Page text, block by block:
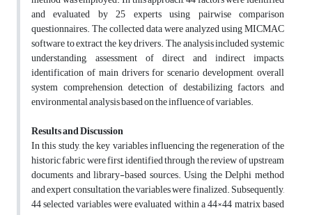
and evaluated by 25 experts using pairwise comparison
questionnaires. The collected data were analyzed using MICMAC
software to extract the key drivers. The analysis included systemic
understanding, assessment of direct and indirect impacts,
identification of main drivers for scenario development, overall
system comprehension, detection of destabilizing factors, and
environmental analysis based on the influence of variables.
Results andDiscussion
In this study, the key variables influencing the regeneration of the
historic fabric were first identified through the review of upstream
documents and library-based sources. Using the Delphi method
and expert consultation, the variables were finalized. Subsequently,
44 selected variables were evaluated within a 44×44 matrix based